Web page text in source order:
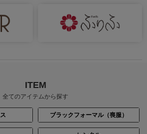
ITEM
全てのアイテムから探す
ブラックフォーマル（喪服）